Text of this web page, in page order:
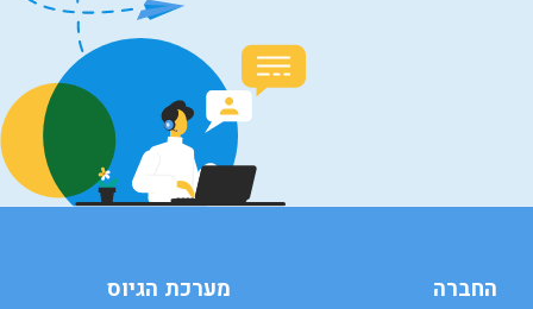
החברה מערכת הגיוס